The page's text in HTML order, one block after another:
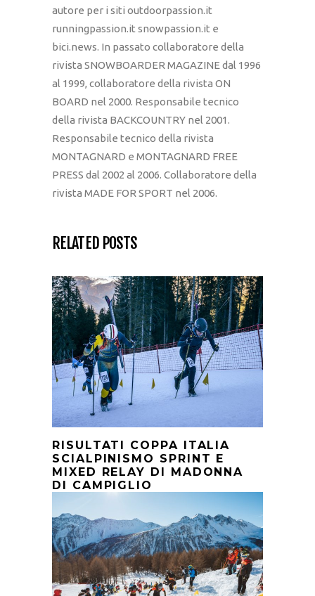
autore per i siti outdoorpassion.it
runningpassion.it snowpassion.it e
bici.news. In passato collaboratore della
rivista SNOWBOARDER MAGAZINE dal 1996
al 1999, collaboratore della rivista ON
BOARD nel 2000. Responsabile tecnico
della rivista BACKCOUNTRY nel 2001.
Responsabile tecnico della rivista
MONTAGNARD e MONTAGNARD FREE
PRESS dal 2002 al 2006. Collaboratore della
rivista MADE FOR SPORT nel 2006.
RELATED POSTS
RISULTATI COPPA ITALIA
SCIALPINISMO SPRINT E
MIXED RELAY DI MADONNA
DI CAMPIGLIO